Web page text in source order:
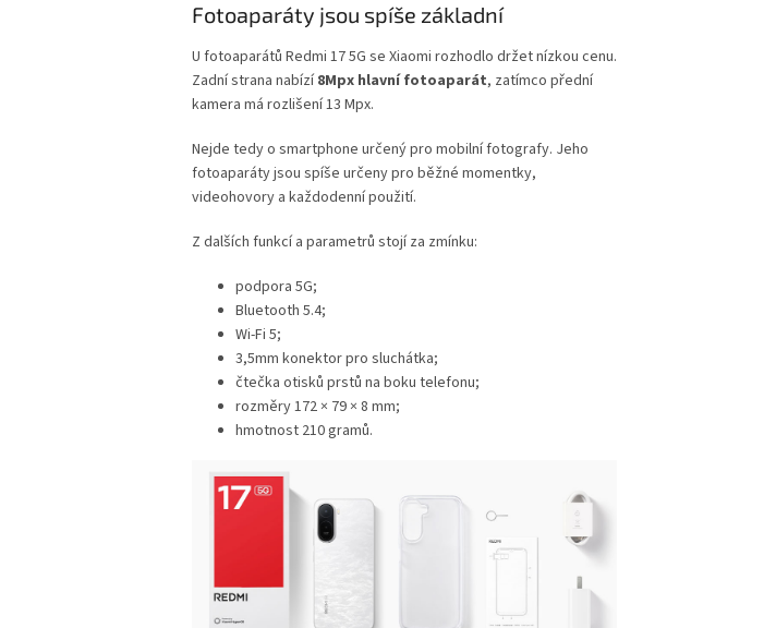
Fotoaparáty jsou spíše základní
U fotoaparátů Redmi 17 5G se Xiaomi rozhodlo držet nízkou cenu.
Zadní strana nabízí8Mpx hlavní fotoaparát, zatímco přední
kamera má rozlišení 13 Mpx.
Nejde tedy o smartphone určený pro mobilní fotografy. Jeho
fotoaparáty jsou spíše určeny pro běžné momentky,
videohovory a každodenní použití.
Z dalších funkcí a parametrů stojí za zmínku:
podpora 5G;
Bluetooth 5.4;
Wi-Fi 5;
3,5mm konektor pro sluchátka;
čtečka otisků prstů na boku telefonu;
rozměry 172 × 79 × 8 mm;
hmotnost 210 gramů.